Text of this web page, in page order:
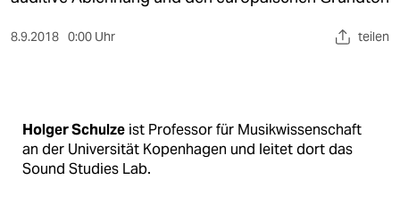
gesellschaft
berlin
8.9.2018 0:00 Uhr teilen
Holger Schulze ist Professor für Musikwissenschaft
an der Universität Kopenhagen und leitet dort das
Sound Studies Lab.